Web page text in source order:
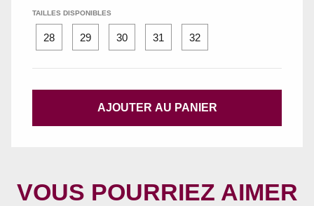
TAILLES DISPONIBLES
28 29 30 31 32
AJOUTER AU PANIER
VOUS POURRIEZ AIMER